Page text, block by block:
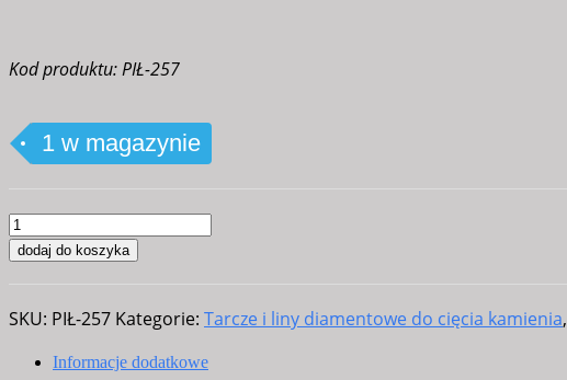
Kod produktu: PIŁ-257
1 w magazynie
ilość
Tarcza,
KWARC
dodaj do koszyka
SKU: PIŁ-257 Kategorie: Tarcze i liny diamentowe do cięcia kamienia,
Informacje dodatkowe